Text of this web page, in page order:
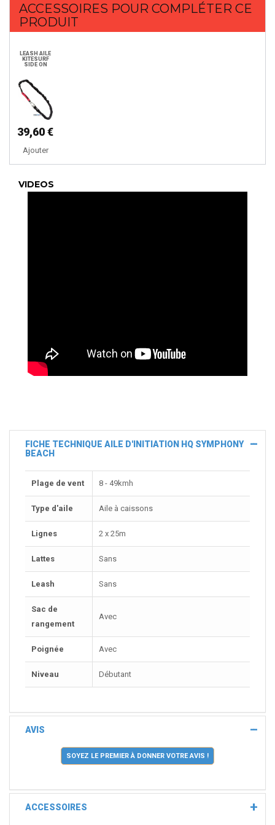
ACCESSOIRES POUR COMPLÉTER CE
PRODUIT
LEASH AILE
KITESURF
SIDE ON
39,60 €
Ajouter
VIDEOS
FICHE TECHNIQUE AILE D'INITIATION HQ SYMPHONY
BEACH
Plage de vent 8 - 49kmh
Type d'aile Aile à caissons
Lignes 2 x 25m
Lattes Sans
Leash Sans
Sac de
rangement
Avec
Poignée Avec
Niveau Débutant
AVIS
SOYEZ LE PREMIER À DONNER VOTRE AVIS !
ACCESSOIRES